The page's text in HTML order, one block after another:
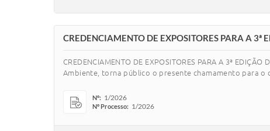
CREDENCIAMENTO DE EXPOSITORES PARA A
CREDENCIAMENTO DE EXPOSITORES PARA A 3ª
Ambiente, torna público o presente chamamento para o
Nº: 1/2026
Nº Processo: 1/2026